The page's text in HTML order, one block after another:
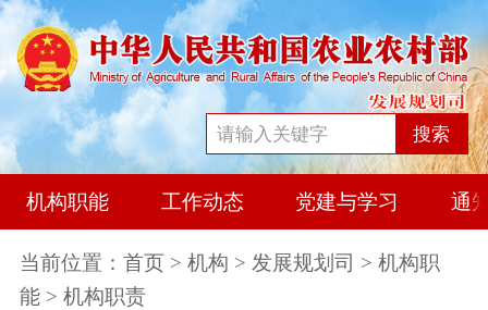
搜索
机构职能 工作动态 党建与学习 通
当前位置： 首页 > 机构 > 发展规划司 > 机构职
能> 机构职责